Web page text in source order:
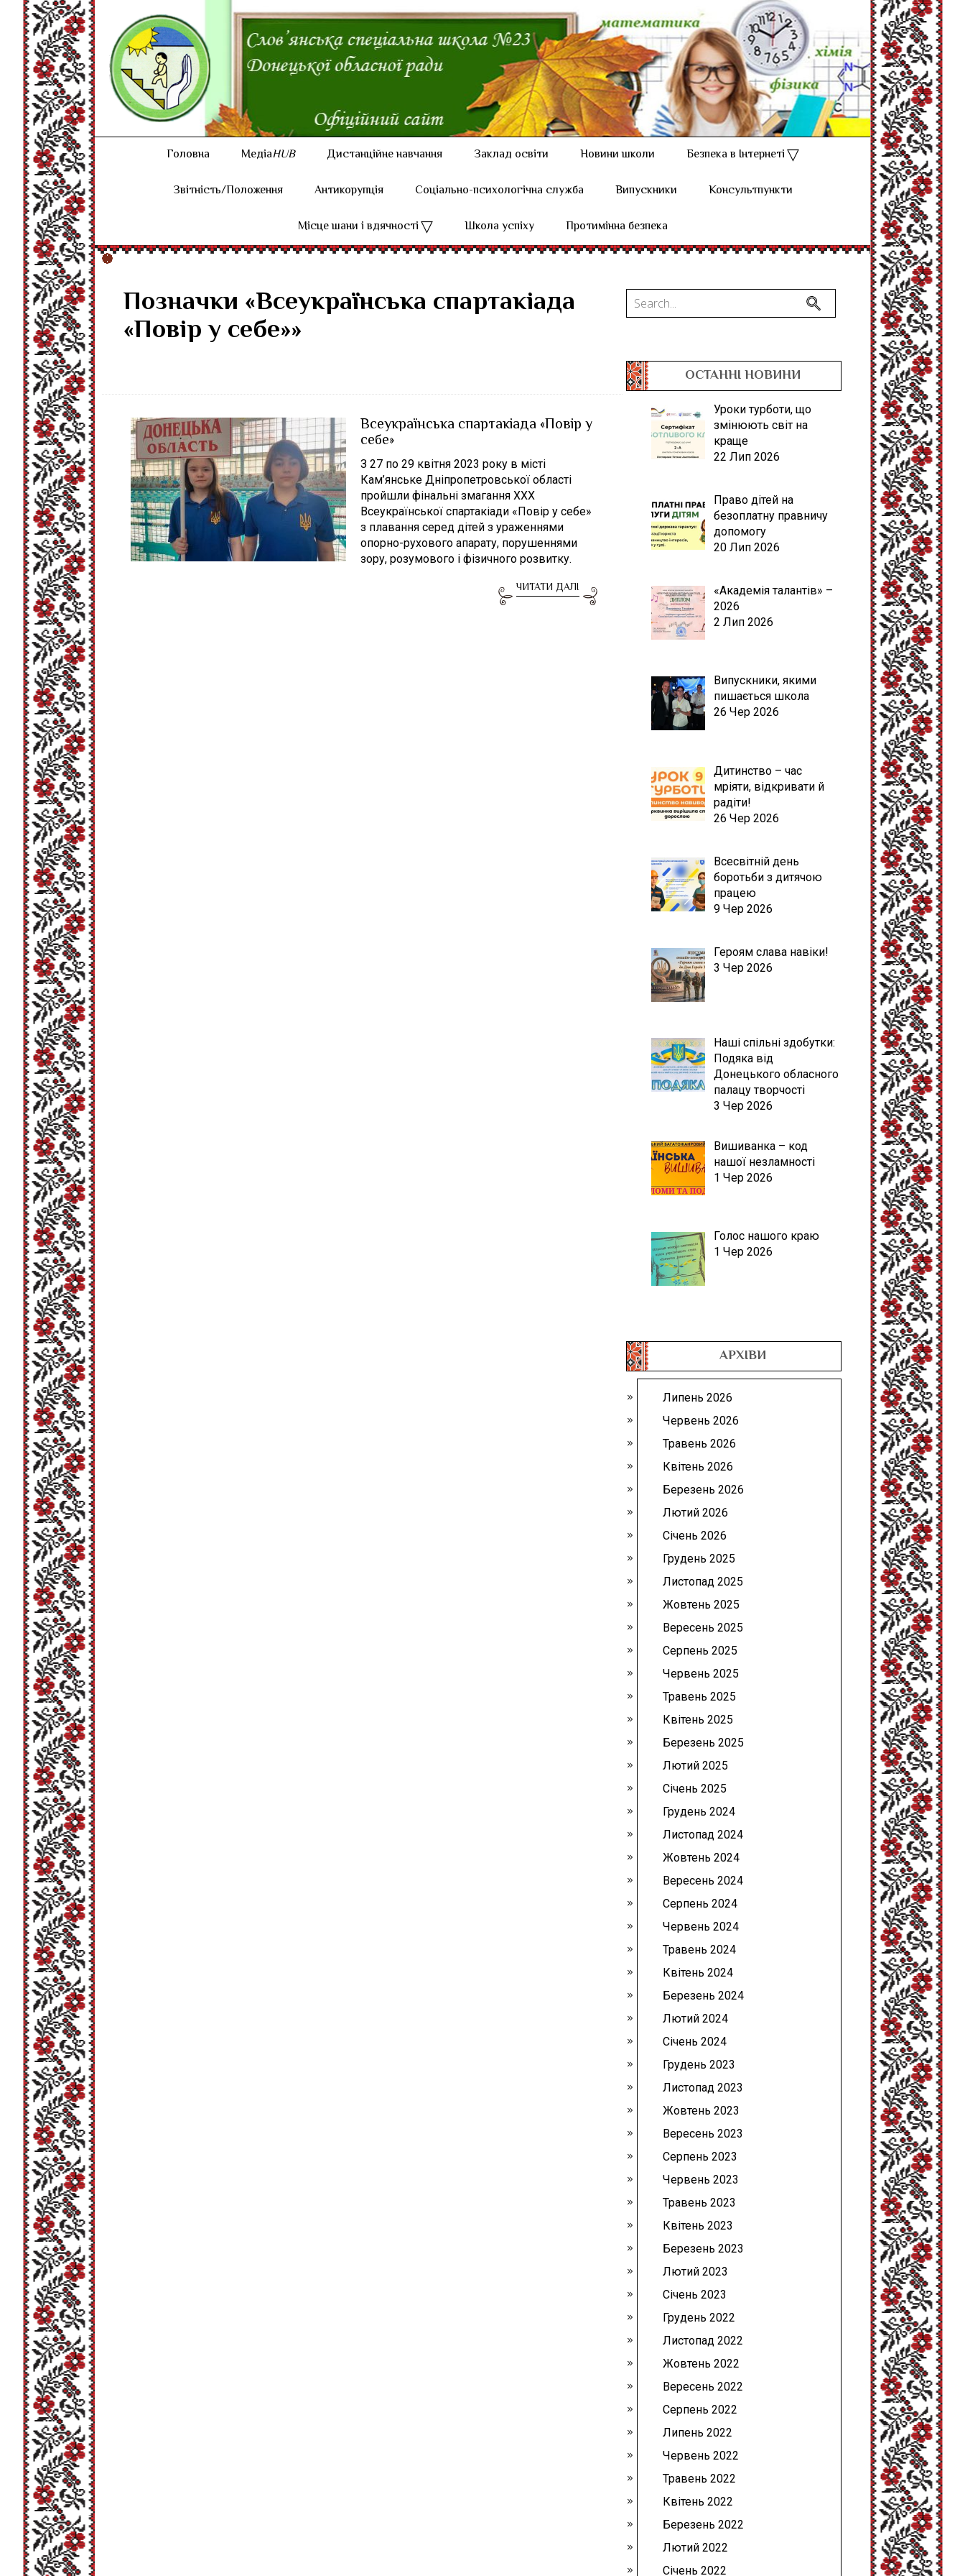
Головна МедіаHUB Дистанційне навчання Заклад освіти Новини школи
Безпека в Інтернеті
Звітність/Положення
Антикорупція Соціально-психологічна служба Випускники
Консультпункти
Місце шани і вдячності
Школа успіху Протимінна безпека
Позначки «Всеукраїнська спартакіада
«Повір у себе»»
Всеукраїнська спартакіада «Повір у
себе»
З 27 по 29 квітня 2023 року в місті
Кам’янське Дніпропетровської області
пройшли фінальні змагання XXX
Всеукраїнської спартакіади «Повір у себе»
з плавання серед дітей з ураженнями
опорно-рухового апарату, порушеннями
зору, розумового і фізичного розвитку.
ЧИТАТИ ДАЛІ
ОСТАННІ НОВИНИ
Уроки турботи, що
змінюють світ на
краще
22 Лип 2026
Право дітей на
безоплатну правничу
допомогу
20 Лип 2026
«Академія талантів» –
2026
2 Лип 2026
Випускники, якими
пишається школа
26 Чер 2026
Дитинство – час
мріяти, відкривати й
радіти!
26 Чер 2026
Всесвітній день
боротьби з дитячою
працею
9 Чер 2026
Героям слава навіки!
3 Чер 2026
Наші спільні здобутки:
Подяка від
Донецького обласного
палацу творчості
3 Чер 2026
Вишиванка – код
нашої незламності
1 Чер 2026
Голос нашого краю
1 Чер 2026
АРХІВИ
Липень 2026
Червень 2026
Травень 2026
Квітень 2026
Березень 2026
Лютий 2026
Січень 2026
Грудень 2025
Листопад 2025
Жовтень 2025
Вересень 2025
Серпень 2025
Червень 2025
Травень 2025
Квітень 2025
Березень 2025
Лютий 2025
Січень 2025
Грудень 2024
Листопад 2024
Жовтень 2024
Вересень 2024
Серпень 2024
Червень 2024
Травень 2024
Квітень 2024
Березень 2024
Лютий 2024
Січень 2024
Грудень 2023
Листопад 2023
Жовтень 2023
Вересень 2023
Серпень 2023
Червень 2023
Травень 2023
Квітень 2023
Березень 2023
Лютий 2023
Січень 2023
Грудень 2022
Листопад 2022
Жовтень 2022
Вересень 2022
Серпень 2022
Липень 2022
Червень 2022
Травень 2022
Квітень 2022
Березень 2022
Лютий 2022
Січень 2022